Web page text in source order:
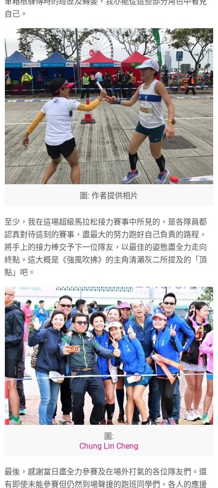
自己。
圖: 作者提供相片
至少，我在這場超級馬拉松接力賽事中所見的，是各隊員都
認真對待這刻的賽事，盡最大的努力跑好自己負責的路程，
將手上的接力棒交予下一位隊友，以最佳的姿態盡全力走向
終點。這大概是《強風吹拂》的主角清瀨灰二所提及的「頂
點」吧。
圖:
Chung Lin Cheng
最後，感謝當日盡全力參賽及在場外打氣的各位隊友們。還
有即使未能參賽但仍然到場聲援的跑班同學們，各人的應援